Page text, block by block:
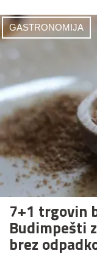
GASTRONOMIJA
7+1 trgovin
Budimpešti
brez